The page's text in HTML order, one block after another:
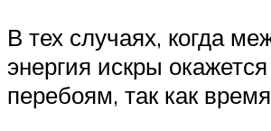
В тех случаях, когда
энергия искры
перебоям, так как